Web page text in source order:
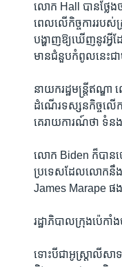
លោក Hall បាន​ថ្លែង​
ពេល​លើ​កិច្ចការ​របស់​
បង្ហាញ​ឱ្យ​ឃើញ​នូវ​អ្វី​
មាន​ជំនួប​កំពូល​នេះ​ជ
នាយក​រដ្ឋមន្ត្រី​ឥណ្ឌ
ដំណើរ​ទស្សនកិច្ច​លើ
គេ​រាយការណ៍​ថា ទំន
លោក Biden ក៏​បាន​ប
ប្រទេស​ដែល​លោក​នឹង​
James Marape ផង​
រដ្ឋាភិបាល​ក្រុង​ប៉េក
ទោះ​បី​ជា​អូស្ត្រាលី​សា